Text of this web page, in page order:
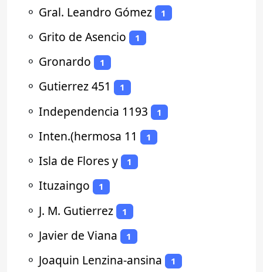
⚬ Gral. Leandro Gómez 1
⚬ Grito de Asencio 1
⚬ Gronardo 1
⚬ Gutierrez 451 1
⚬ Independencia 1193 1
⚬ Inten.(hermosa 11 1
⚬ Isla de Flores y 1
⚬ Ituzaingo 1
⚬ J. M. Gutierrez 1
⚬ Javier de Viana 1
⚬ Joaquin Lenzina-ansina 1